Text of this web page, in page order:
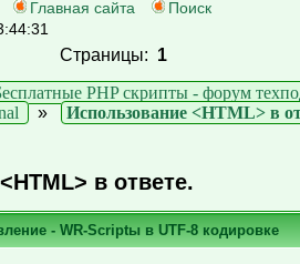
Главная сайта
Поиск
Страницы: 1
PHP скрипты - форум
»
Использование <HTML> в
в ответе.
- WR-Scriptы в UTF-8 кодировке